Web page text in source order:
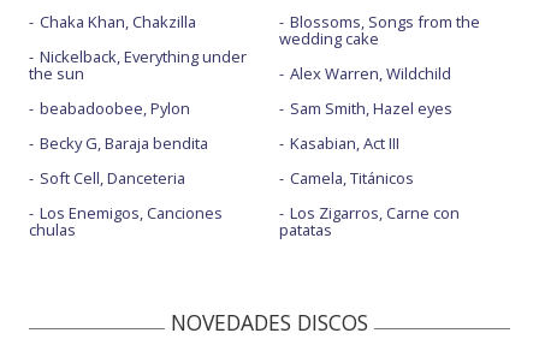
Chaka Khan, Chakzilla
Nickelback, Everything under
the sun
beabadoobee, Pylon
Becky G, Baraja bendita
Soft Cell, Danceteria
Los Enemigos, Canciones
chulas
Blossoms, Songs from the
wedding cake
Alex Warren, Wildchild
Sam Smith, Hazel eyes
Kasabian, Act III
Camela, Titánicos
Los Zigarros, Carne con
patatas
NOVEDADES DISCOS